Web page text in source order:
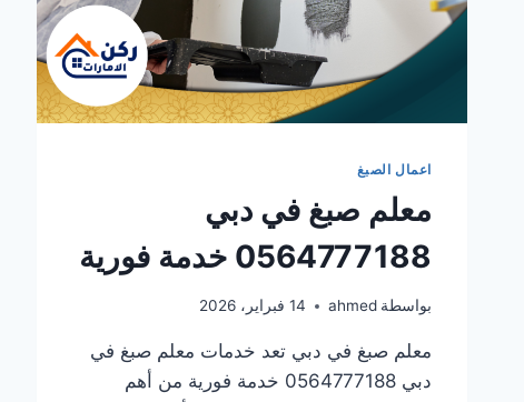
اعمال الصبغ
معلم صبغ في دبي
0564777188 خدمة فورية
بواسطة ahmed 14 فبراير، 2026
معلم صبغ في دبي تعد خدمات معلم صبغ في
دبي 0564777188 خدمة فورية من أهم